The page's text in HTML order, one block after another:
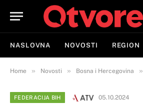
NASLOVNA NOVOSTI REGION
Home » Novosti » Bosna i Hercegovina »
FEDERACIJA BIH 05.10.2024